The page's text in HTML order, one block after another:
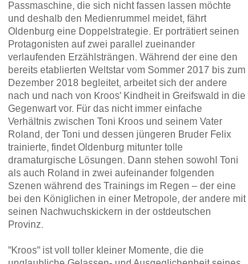
Passmaschine, die sich nicht fassen lassen möchte
und deshalb den Medienrummel meidet, fährt
Oldenburg eine Doppelstrategie. Er porträtiert seinen
Protagonisten auf zwei parallel zueinander
verlaufenden Erzählsträngen. Während der eine den
bereits etablierten Weltstar vom Sommer 2017 bis zum
Dezember 2018 begleitet, arbeitet sich der andere
nach und nach von Kroos' Kindheit in Greifswald in die
Gegenwart vor. Für das nicht immer einfache
Verhältnis zwischen Toni Kroos und seinem Vater
Roland, der Toni und dessen jüngeren Bruder Felix
trainierte, findet Oldenburg mitunter tolle
dramaturgische Lösungen. Dann stehen sowohl Toni
als auch Roland in zwei aufeinander folgenden
Szenen während des Trainings im Regen – der eine
bei den Königlichen in einer Metropole, der andere mit
seinen Nachwuchskickern in der ostdeutschen
Provinz.
"Kroos" ist voll toller kleiner Momente, die die